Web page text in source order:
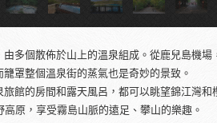
多個散佈於山上的溫泉組成。從鹿兒島機
罩整個溫泉街的蒸氣也是奇妙的景致。
館的房間和露天風呂，都可以眺望錦江灣和
原，享受霧島山脈的遠足、攀山的樂趣。